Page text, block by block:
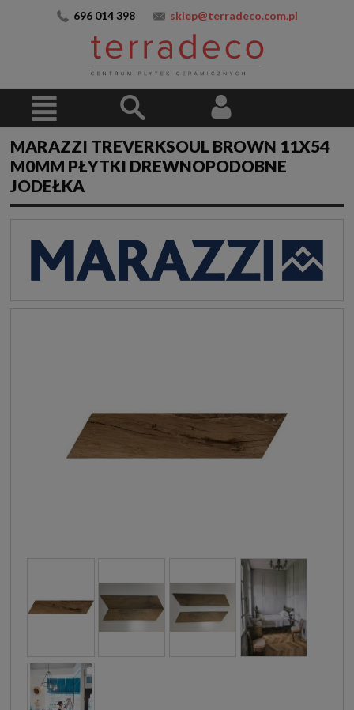
696 014 398 sklep@terradeco.com.pl
MARAZZI TREVERKSOUL BROWN 11X54
M0MM PŁYTKI DREWNOPODOBNE
JODEŁKA